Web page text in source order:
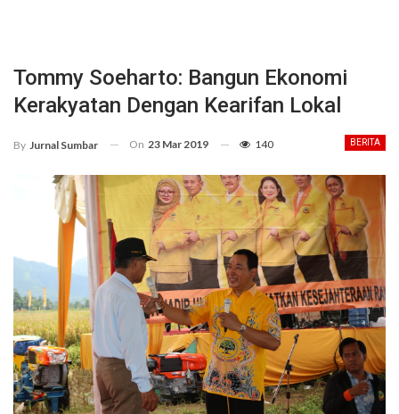
Tommy Soeharto: Bangun Ekonomi
Kerakyatan Dengan Kearifan Lokal
BERITA
By Jurnal Sumbar On 23 Mar 2019 140